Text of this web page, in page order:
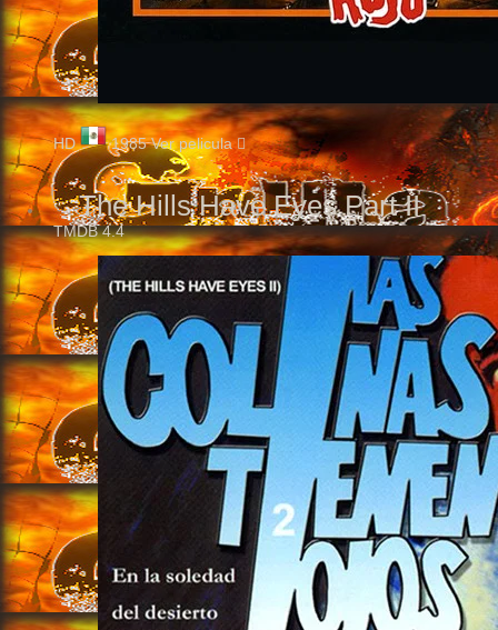
HD 1985 Ver pelicula
The Hills Have Eyes Part II
TMDB4.4